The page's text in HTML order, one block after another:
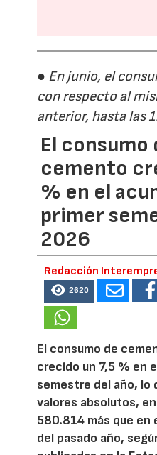
● En junio, el
con respecto al
anterior, hasta las
El consumo
cemento
% en el
primer
2026
Redacción
2620
El consumo de
crecido un 7,5 % en
semestre del año, lo
valores absolutos,
580.814 más que en
del pasado año,